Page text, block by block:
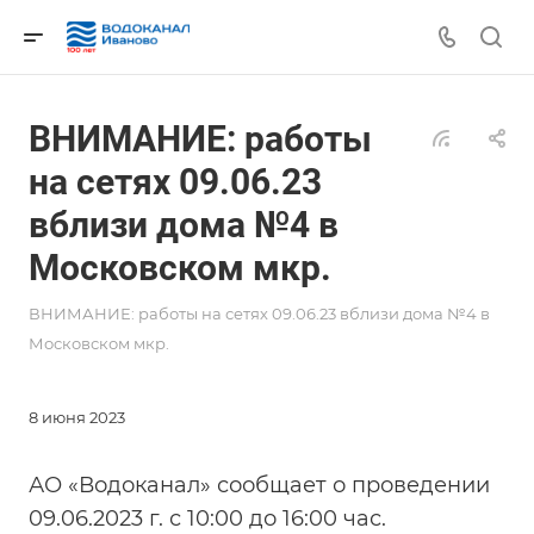
ВНИМАНИЕ: работы
на сетях 09.06.23
вблизи дома №4 в
Московском мкр.
ВНИМАНИЕ: работы на сетях 09.06.23 вблизи дома №4 в
Московском мкр.
8 июня 2023
АО «Водоканал» сообщает о проведении
09.06.2023 г. с 10:00 до 16:00 час.